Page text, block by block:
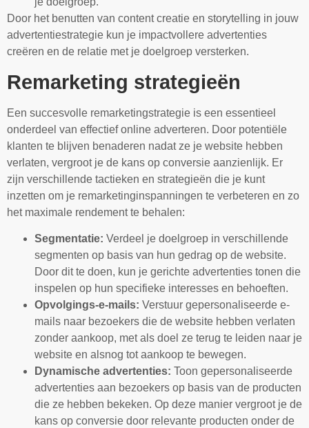
Door het benutten van content creatie en storytelling in jouw
advertentiestrategie kun je impactvollere advertenties
creëren en de relatie met je doelgroep versterken.
Remarketing strategieën
Een succesvolle remarketingstrategie is een essentieel
onderdeel van effectief online adverteren. Door potentiële
klanten te blijven benaderen nadat ze je website hebben
verlaten, vergroot je de kans op conversie aanzienlijk. Er
zijn verschillende tactieken en strategieën die je kunt
inzetten om je remarketinginspanningen te verbeteren en zo
het maximale rendement te behalen:
Segmentatie: Verdeel je doelgroep in verschillende
segmenten op basis van hun gedrag op de website.
Door dit te doen, kun je gerichte advertenties tonen die
inspelen op hun specifieke interesses en behoeften.
Opvolgings-e-mails: Verstuur gepersonaliseerde e-
mails naar bezoekers die de website hebben verlaten
zonder aankoop, met als doel ze terug te leiden naar je
website en alsnog tot aankoop te bewegen.
Dynamische advertenties: Toon gepersonaliseerde
advertenties aan bezoekers op basis van de producten
die ze hebben bekeken. Op deze manier vergroot je de
kans op conversie door relevante producten onder de